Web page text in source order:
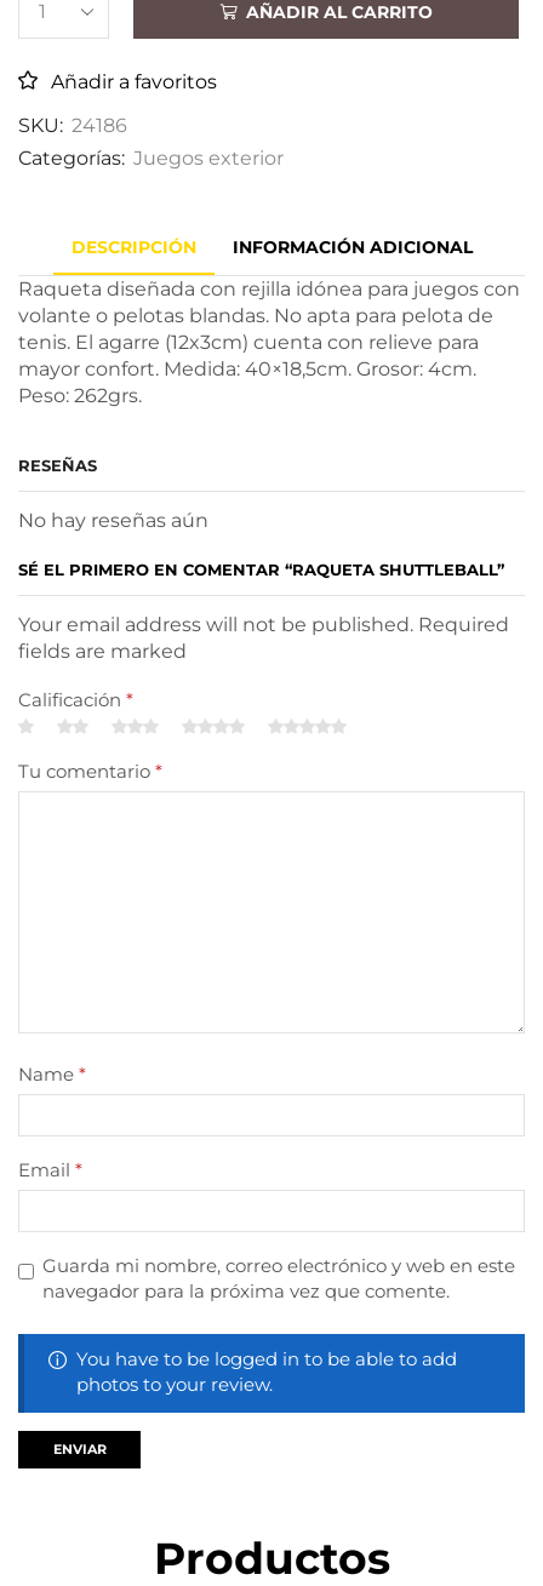
AÑADIR AL CARRITO
Añadir a favoritos
SKU: 24186
Categorías: Juegos exterior
DESCRIPCIÓN INFORMACIÓN ADICIONAL
Raqueta diseñada con rejilla idónea para juegos con
volante o pelotas blandas. No apta para pelota de
tenis. El agarre (12x3cm) cuenta con relieve para
mayor confort. Medida: 40×18,5cm. Grosor: 4cm.
Peso: 262grs.
RESEÑAS
No hay reseñas aún
SÉ EL PRIMERO EN COMENTAR “RAQUETA SHUTTLEBALL”
Your email address will not be published. Required
fields are marked
Calificación *
Tu comentario *
Name *
Email *
Guarda mi nombre, correo electrónico y web en este
navegador para la próxima vez que comente.
You have to be logged in to be able to add
photos to your review.
Productos